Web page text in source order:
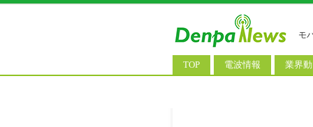
モ
TOP 電波情報 業界